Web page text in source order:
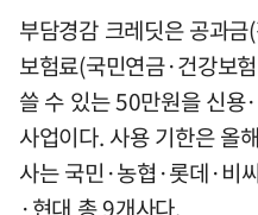
부담경감 크레딧은 공과
보험료(국민연금·건강보
쓸 수 있는 50만원을 신용
사업이다. 사용 기한은 올
사는 국민·농협·롯데·비